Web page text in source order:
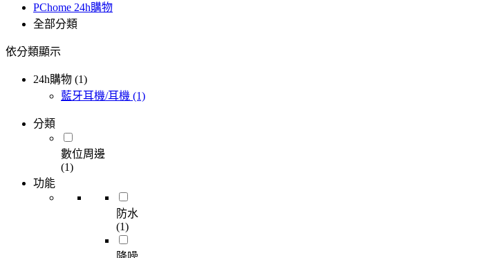
PChome 24h購物
全部分類
依分類顯示
24h購物 (1)
藍牙耳機/耳機 (1)
分類
數位周邊
(1)
功能
防水
(1)